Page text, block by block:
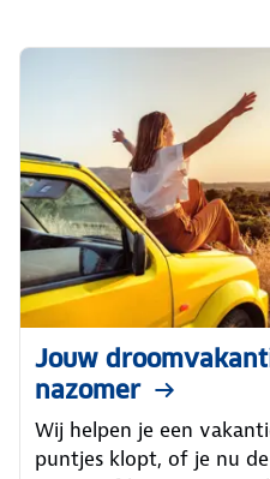
Jouw
nazomer
Wij helpen je een
puntjes klopt, of je nu